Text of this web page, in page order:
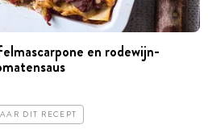
en rodewijn-
DIT RECEPT